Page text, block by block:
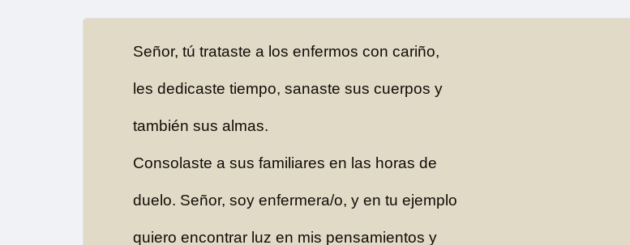
Señor, tú trataste a los enfermos con cariño,
les dedicaste tiempo, sanaste sus cuerpos y
también sus almas.
Consolaste a sus familiares en las horas de
duelo. Señor, soy enfermera/o, y en tu ejemplo
quiero encontrar luz en mis pensamientos y